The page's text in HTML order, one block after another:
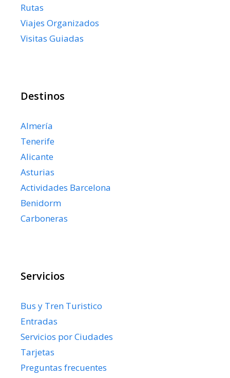
Rutas
Viajes Organizados
Visitas Guiadas
Destinos
Almería
Tenerife
Alicante
Asturias
Actividades Barcelona
Benidorm
Carboneras
Servicios
Bus y Tren Turistico
Entradas
Servicios por Ciudades
Tarjetas
Preguntas frecuentes